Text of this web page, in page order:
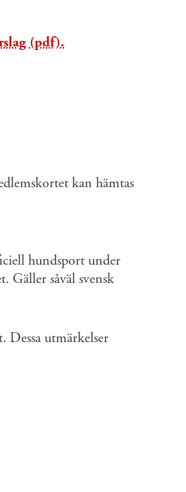
(pdf).
kan hämtas
hundsport under
Gäller såväl svensk
Dessa utmärkelser